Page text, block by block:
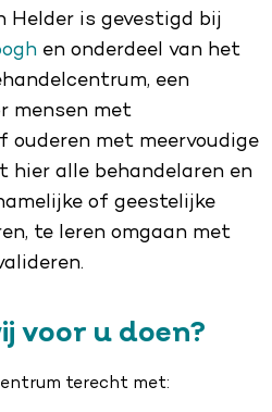
Helder is gevestigd bij
en onderdeel van het
een
mensen met
ouderen met meervoudige
hier alle behandelaren en
of geestelijke
te leren omgaan met
voor u doen?
terecht met: